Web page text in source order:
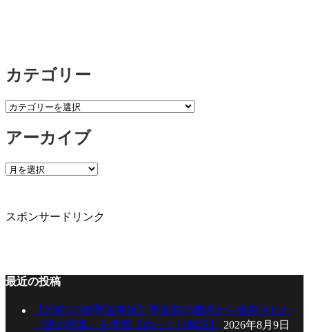
カテゴリー
カ
ゴ
ー
アーカイブ
ア
イ
スポンサードリンク
最近の投稿
【日航123便墜落事故】墜落前の機内から撮影された
『謎の写真』を考察【ゆっくり解説】
2026年8月9日